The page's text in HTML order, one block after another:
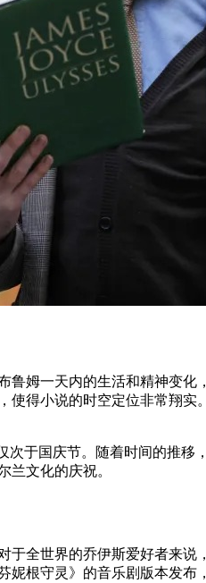
姆一天内的生活和精神变
得小说的时空定位非常翔
于国庆节。随着时间的推
兰文化的庆祝。
全世界的乔伊斯爱好者来
根守灵》的音乐剧版本发